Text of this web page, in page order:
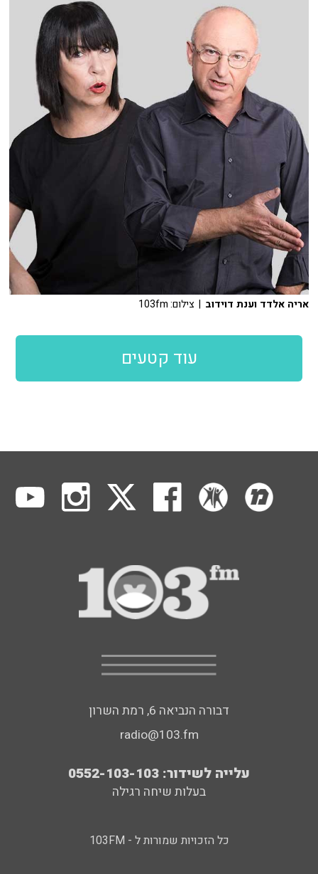
אריה אלדד וענת דוידוב | צילום: 103fm
עוד קטעים
דבורה הנביאה 6, רמת השרון
radio@103.fm
עלייה לשידור: 0552-103-103
בעלות שיחה רגילה
כל הזכויות שמורות ל - 103FM